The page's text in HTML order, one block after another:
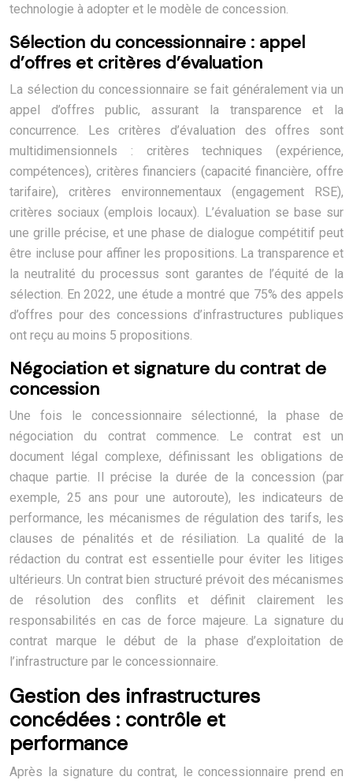
technologie à adopter et le modèle de concession.
Sélection du concessionnaire : appel
d’offres et critères d’évaluation
La sélection du concessionnaire se fait généralement via un
appel d’offres public, assurant la transparence et la
concurrence. Les critères d’évaluation des offres sont
multidimensionnels : critères techniques (expérience,
compétences), critères financiers (capacité financière, offre
tarifaire), critères environnementaux (engagement RSE),
critères sociaux (emplois locaux). L’évaluation se base sur
une grille précise, et une phase de dialogue compétitif peut
être incluse pour affiner les propositions. La transparence et
la neutralité du processus sont garantes de l’équité de la
sélection. En 2022, une étude a montré que 75% des appels
d’offres pour des concessions d’infrastructures publiques
ont reçu au moins 5 propositions.
Négociation et signature du contrat de
concession
Une fois le concessionnaire sélectionné, la phase de
négociation du contrat commence. Le contrat est un
document légal complexe, définissant les obligations de
chaque partie. Il précise la durée de la concession (par
exemple, 25 ans pour une autoroute), les indicateurs de
performance, les mécanismes de régulation des tarifs, les
clauses de pénalités et de résiliation. La qualité de la
rédaction du contrat est essentielle pour éviter les litiges
ultérieurs. Un contrat bien structuré prévoit des mécanismes
de résolution des conflits et définit clairement les
responsabilités en cas de force majeure. La signature du
contrat marque le début de la phase d’exploitation de
l’infrastructure par le concessionnaire.
Gestion des infrastructures
concédées : contrôle et
performance
Après la signature du contrat, le concessionnaire prend en